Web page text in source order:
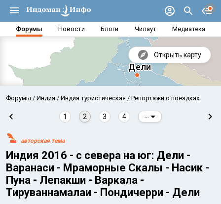
Форумы Новости Блоги Чилаут Медиатека
Открыть карту
Форумы Индия Индия туристическая Репортажи о поездках
1 2 3 4
авторская тема
Индия 2016 - с севера на юг: Дели -
Варанаси - Мраморные Скалы - Насик -
Пуна - Лепакши - Варкала -
Тируваннамалаи - Пондичерри - Дели